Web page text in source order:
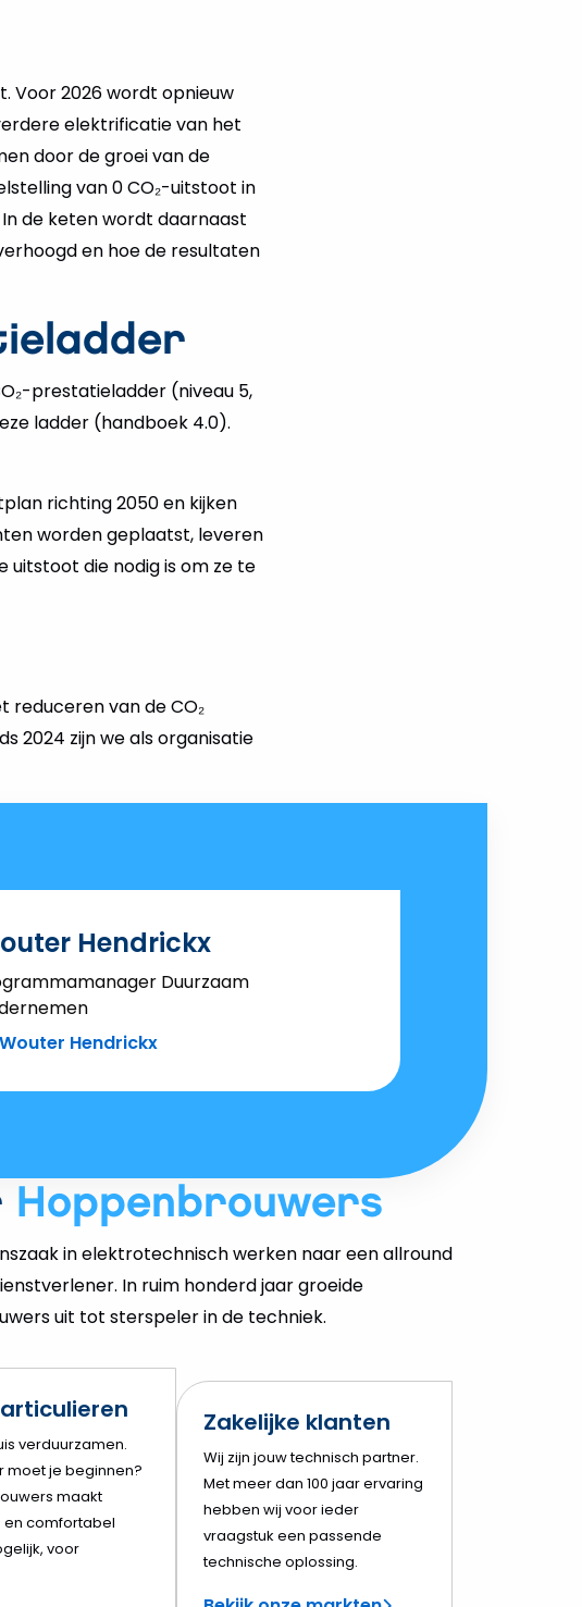
Voor 2026 wordt opnieuw
elektrificatie van het
door de groei van de
van 0 CO₂-uitstoot in
de keten wordt daarnaast
en hoe de resultaten
prestatieladder (niveau 5,
ladder (handboek 4.0).
richting 2050 en kijken
worden geplaatst, leveren
uitstoot die nodig is om ze te
reduceren van de CO₂
2024 zijn we als organisatie
Hendrickx
Duurzaam
Wouter Hendrickx
Hoppenbrouwers
in elektrotechnisch werken naar een allround
In ruim honderd jaar groeide
uit tot sterspeler in de techniek.
verduurzamen.
moet je beginnen?
maakt
en comfortabel
voor
Zakelijke klanten
Wij zijn jouw technisch partner.
Met meer dan 100 jaar ervaring
hebben wij voor ieder
vraagstuk een passende
technische oplossing.